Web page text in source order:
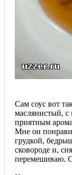
Сам соус вот
маслянистый, с
приятным
Мне он
грудкой,
сковороде и,
перемешиваю.